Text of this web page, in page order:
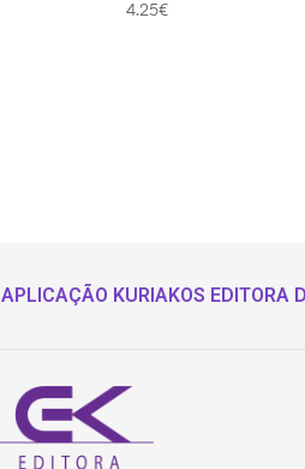
4.25€
APLICAÇÃO KURIAKOS EDITORA